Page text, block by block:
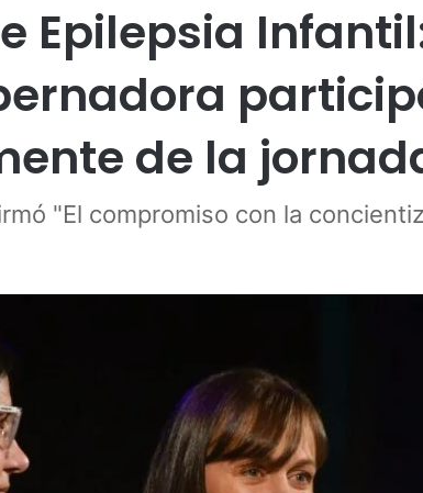
Epilepsia
de la
"El compromiso con la